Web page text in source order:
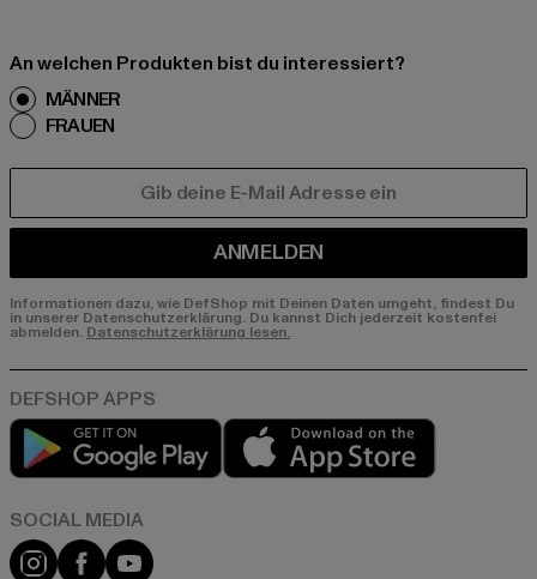
An welchen Produkten bist du interessiert?
MÄNNER
FRAUEN
ANMELDEN
Informationen dazu, wie DefShop mit Deinen Daten umgeht, findest Du
in unserer Datenschutzerklärung. Du kannst Dich jederzeit kostenfei
abmelden. Datenschutzerklärung lesen.
Play market
Instagram
FacebookYouTube